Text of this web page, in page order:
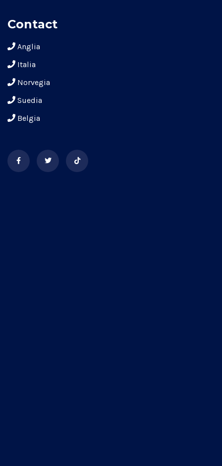
Contact
Anglia
Italia
Norvegia
Suedia
Belgia